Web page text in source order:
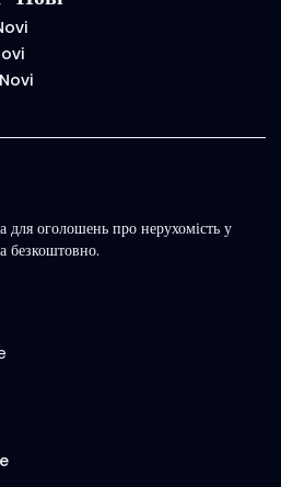
оголошень про нерухомість у
безкоштовно.